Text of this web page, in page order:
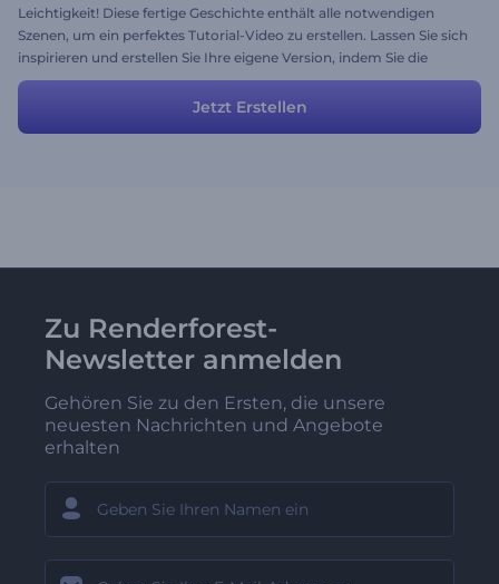
Leichtigkeit! Diese fertige Geschichte enthält alle notwendigen
Szenen, um ein perfektes Tutorial-Video zu erstellen. Lassen Sie sich
inspirieren und erstellen Sie Ihre eigene Version, indem Sie die
Videos und Texte anpassen. Sie können auch die Farben und Stile
auswählen und Ihre Musik oder sogar Voice-Over hochladen.
Versuchen Sie es!
Jetzt Erstellen
Zu Renderforest-
Newsletter anmelden
Gehören Sie zu den Ersten, die unsere
neuesten Nachrichten und Angebote
erhalten